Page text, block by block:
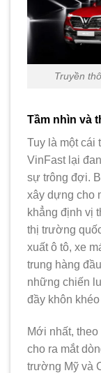
Truyền
Tầm nhìn và
Tuy là một cái
VinFast lại
sự trông đợi.
xây dựng cho
khẳng định vị
thị trường
xuất ô tô, xe
trung hàng
những chiến
đầy khôn
Mới nhất,
cho ra mắt
trường Mỹ và